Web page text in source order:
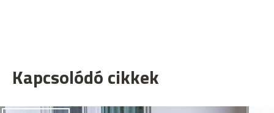
Kapcsolódó cikkek